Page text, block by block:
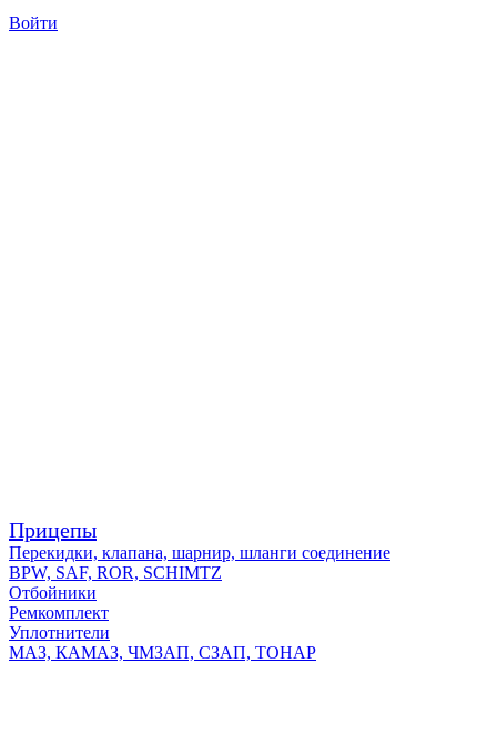
Войти
Прицепы
Перекидки, клапана, шарнир, шланги соединение
BPW, SAF, ROR, SCHIMTZ
Отбойники
Ремкомплект
Уплотнители
МАЗ, КАМАЗ, ЧМЗАП, СЗАП, ТОНАР